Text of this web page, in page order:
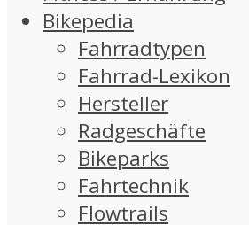
Bikepedia
Fahrradtypen
Fahrrad-Lexikon
Hersteller
Radgeschäfte
Bikeparks
Fahrtechnik
Flowtrails